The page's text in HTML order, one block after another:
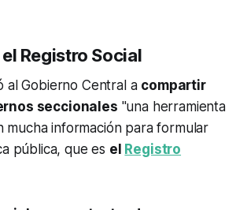
Registro Social
al Gobierno Central a compartir
seccionales "una herramienta
mucha información para formular
pública, que es el Registro